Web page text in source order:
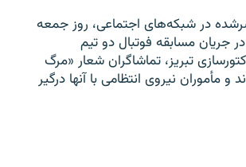
در شبکه‌های اجتماعی، روز جمعه
جریان مسابقه فوتبال دو تیم
تبریز، تماشاگران شعار «مرگ
و مأموران نیروی انتظامی با آنها درگیر